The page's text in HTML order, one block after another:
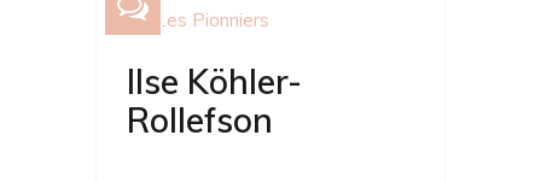
Les Pionniers
Ilse Köhler-
Rollefson